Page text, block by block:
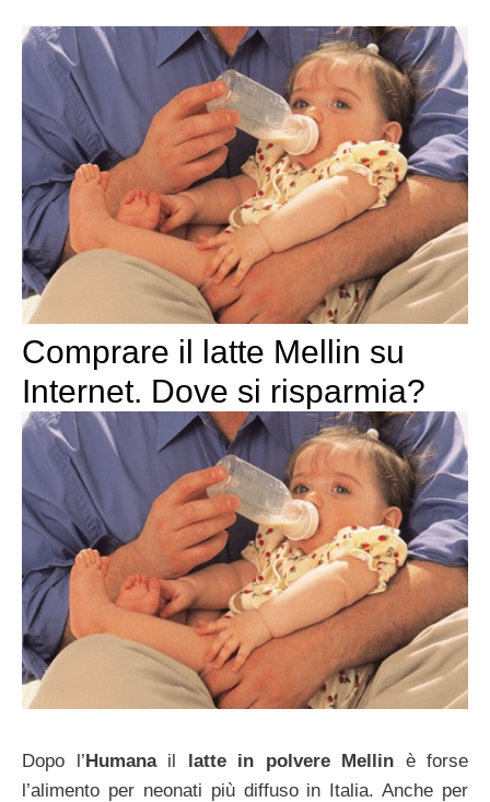
Comprare il latte Mellin su
Internet. Dove si risparmia?
Dopo l’Humanail latte in polvere Mellin è forse
l’alimento per neonati più diffuso in Italia. Anche per